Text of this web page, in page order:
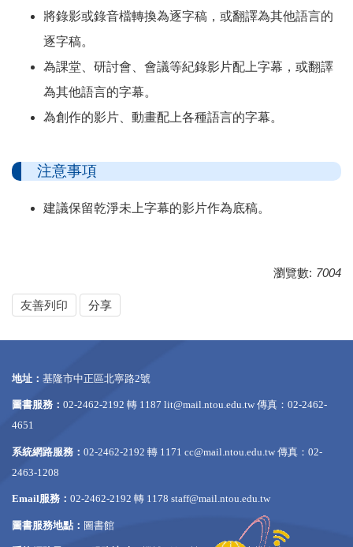
將錄影或錄音檔轉換為逐字稿，或翻譯為其他語言的
逐字稿。
為課堂、研討會、會議等紀錄影片配上字幕，或翻譯
為其他語言的字幕。
為創作的影片、動畫配上各種語言的字幕。
注意事項
建議保留乾淨未上字幕的影片作為底稿。
瀏覽數: 7004
友善列印 分享
地址： 基隆市中正區北寧路2號
圖書服務： 02-2462-2192 轉 1187 lit@mail.ntou.edu.tw 傳真：02-2462-
4651
系統網路服務： 02-2462-2192 轉 1171 cc@mail.ntou.edu.tw 傳真：02-
2463-1208
Email服務： 02-2462-2192 轉 1178 staff@mail.ntou.edu.tw
圖書服務地點： 圖書館